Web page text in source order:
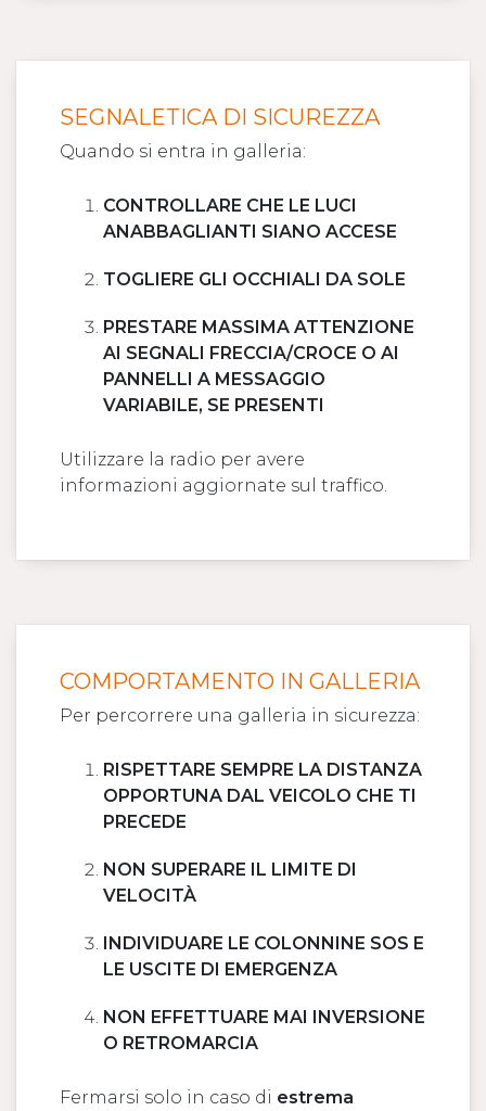
SEGNALETICA DI SICUREZZA
Quando si entra in galleria:
CONTROLLARE CHE LE LUCI
ANABBAGLIANTI SIANO ACCESE
TOGLIERE GLI OCCHIALI DA SOLE
PRESTARE MASSIMA ATTENZIONE
AI SEGNALI FRECCIA/CROCE O AI
PANNELLI A MESSAGGIO
VARIABILE, SE PRESENTI
Utilizzare la radio per avere
informazioni aggiornate sul traffico.
COMPORTAMENTO IN GALLERIA
Per percorrere una galleria in sicurezza:
RISPETTARE SEMPRE LA DISTANZA
OPPORTUNA DAL VEICOLO CHE TI
PRECEDE
NON SUPERARE IL LIMITE DI
VELOCITÀ
INDIVIDUARE LE COLONNINE SOS E
LE USCITE DI EMERGENZA
NON EFFETTUARE MAI INVERSIONE
O RETROMARCIA
Fermarsi solo in caso di estrema